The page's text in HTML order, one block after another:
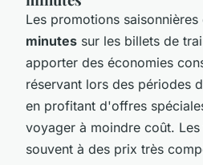
Les promotions saisonnières
minutes sur les billets de
apporter des économies
réservant lors des périodes
en profitant d'offres
voyager à moindre coût.
souvent à des prix très